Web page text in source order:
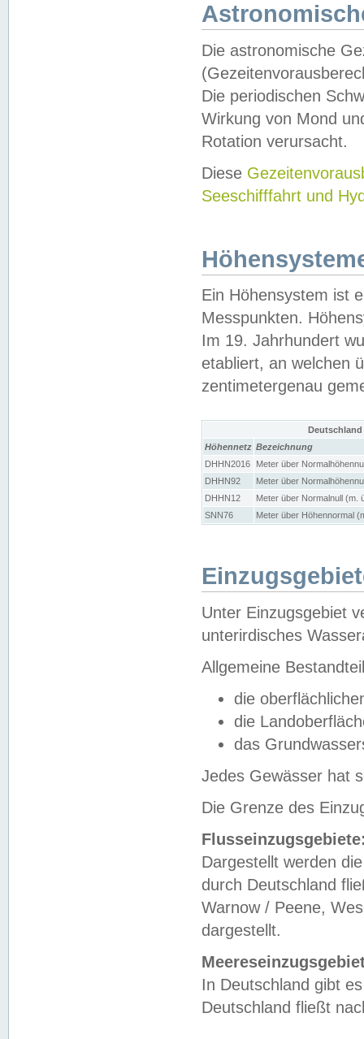
Die astronomische
Die periodischen
Wirkung von Mond
Rotation verursacht.
Diese
Seeschifffahrt und
Ein Höhensystem ist
Messpunkten.
Im 19. Jahrhundert
etabliert, an welchen
zentimetergenau
Höhennetz Bezeichnung
DHHN2016
Meter über
DHHN92
Meter über
DHHN12
Meter über Normalnull (m.
SNN76
Meter über Höhennormal
Unter Einzugsgebiet
unterirdisches
Allgemeine
die
die
das
Jedes Gewässer hat
Die Grenze des
Dargestellt werden
durch Deutschland
Warnow / Peene,
dargestellt.
In Deutschland gibt
Deutschland fließt